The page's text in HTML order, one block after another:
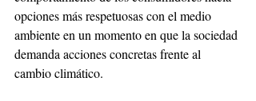
opciones más respetuosas con el medio
ambiente en un momento en que la sociedad
demanda acciones concretas frente al
cambio climático.